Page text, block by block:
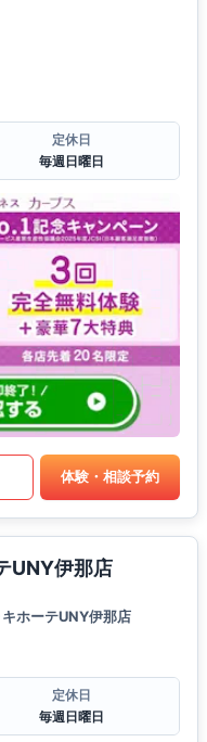
定休日
毎週日曜日
体験・相談予約
UNY伊那店
ホーテUNY伊那店
定休日
毎週日曜日